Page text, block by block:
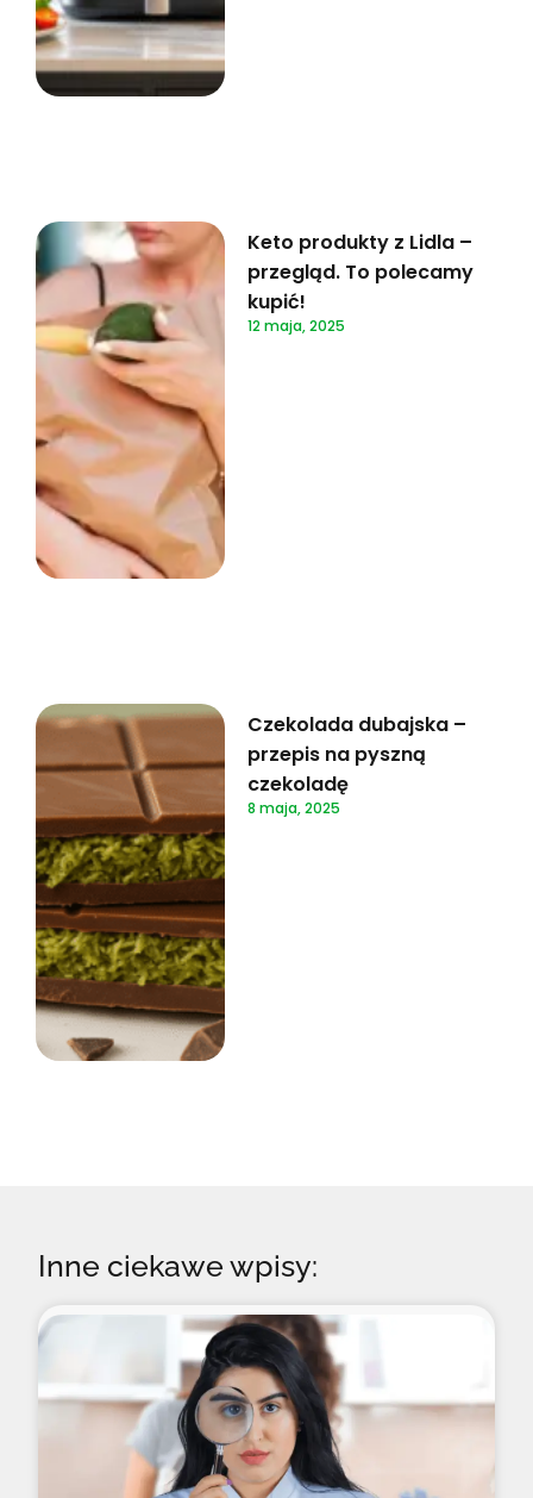
Keto produkty z Lidla –
przegląd. To polecamy
kupić!
12 maja, 2025
Czekolada dubajska –
przepis na pyszną
czekoladę
8 maja, 2025
Inne ciekawe wpisy: